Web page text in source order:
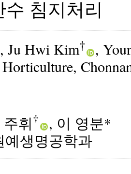
침지처리
, Ju Hwi Kim†
,
휘†
, 이 영분*
예생명공학과